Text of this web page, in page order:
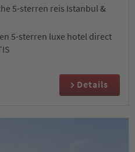
5-sterren reis Istanbul &
5-sterren luxe hotel direct
Details